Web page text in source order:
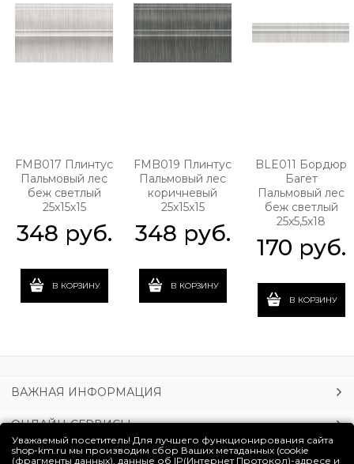
FMB017 Плинтус
Пальмовый лес
беж светлый
25x15x15
348 руб.
В КОРЗИНУ
FMB019 Плинтус
Пальмовый лес
коричневый
25x15x15
348 руб.
В КОРЗИНУ
BLE011 Бордюр
Багет
Пальмовый лес
беж светлый
25x5,5x18
170 руб.
В КОРЗИНУ
ВАЖНАЯ ИНФОРМАЦИЯ
ОНЛАЙН-СЕРВИСЫ
УСЛУГИ
Уважаемый посетитель! Для лучшего функционирования сайта
shop-km.ru мы производим сбор Ваших метаданных (cookie
(фрагменты данных), данные об IP(Интернет Протокол)-адресе и